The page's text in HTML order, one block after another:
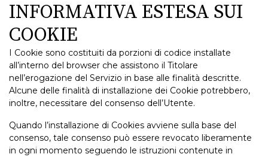
INFORMATIVA ESTESA SUI
COOKIE
I Cookie sono costituiti da porzioni di codice installate
all’interno del browser che assistono il Titolare
nell’erogazione del Servizio in base alle finalità descritte.
Alcune delle finalità di installazione dei Cookie potrebbero,
inoltre, necessitare del consenso dell’Utente.
Quando l’installazione di Cookies avviene sulla base del
consenso, tale consenso può essere revocato liberamente
in ogni momento seguendo le istruzioni contenute in